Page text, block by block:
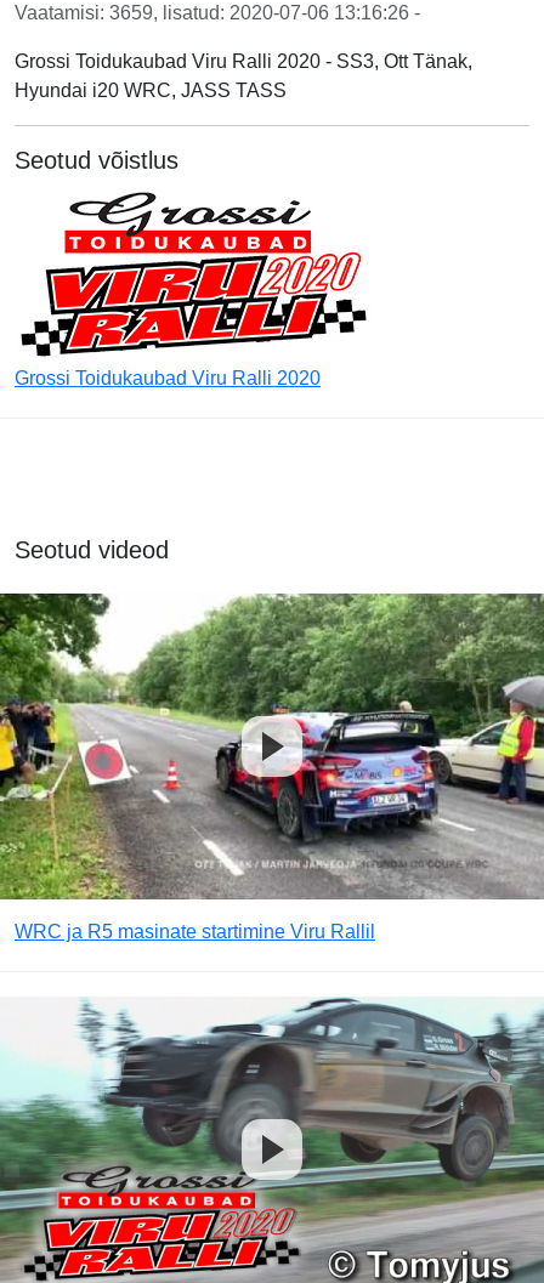
Vaatamisi: 3659, lisatud: 2020-07-06 13:16:26 -
Grossi Toidukaubad Viru Ralli 2020 - SS3, Ott Tänak,
Hyundai i20 WRC, JASS TASS
Seotud võistlus
Grossi Toidukaubad Viru Ralli 2020
Seotud videod
WRC ja R5 masinate startimine Viru Rallil